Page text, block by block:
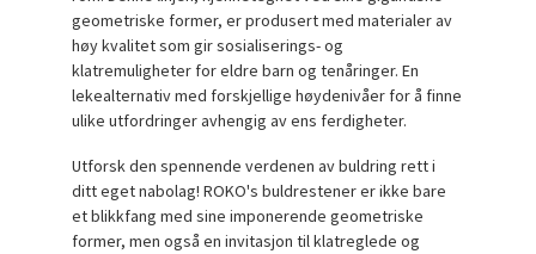
geometriske former, er produsert med materialer av
høy kvalitet som gir sosialiserings- og
klatremuligheter for eldre barn og tenåringer. En
lekealternativ med forskjellige høydenivåer for å finne
ulike utfordringer avhengig av ens ferdigheter.
Utforsk den spennende verdenen av buldring rett i
ditt eget nabolag! ROKO's buldrestener er ikke bare
et blikkfang med sine imponerende geometriske
former, men også en invitasjon til klatreglede og